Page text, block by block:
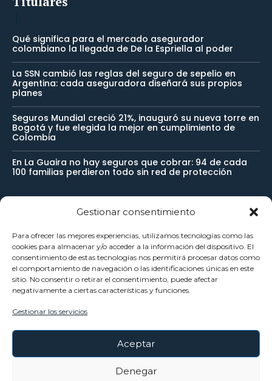
Gestionar consentimiento
Para ofrecer las mejores experiencias, utilizamos tecnologías como las
cookies para almacenar y/o acceder a la información del dispositivo. El
consentimiento de estas tecnologías nos permitirá procesar datos como
el comportamiento de navegación o las identificaciones únicas en este
sitio. No consentir o retirar el consentimiento, puede afectar
negativamente a ciertas características y funciones.
Gestionar los servicios
Aceptar
Denegar
Qué significa para el mercado asegurador
colombiano la llegada de De la Espriella al poder
La SSN cambió las reglas del seguro de sepelio en
Argentina: cada aseguradora diseñará sus propios
planes
Seguros Mundial creció 21%, inauguró su nueva torre en
Bogotá y fue elegida la mejor en cumplimiento de
Colombia
En La Guaira no hay seguros que cobrar: 94 de cada
100 familias perdieron todo sin red de protección
Newsletter
Reciba noticias importantes directamente en su buzón de
entrada y manténgase conectado.
Política Privacidad.